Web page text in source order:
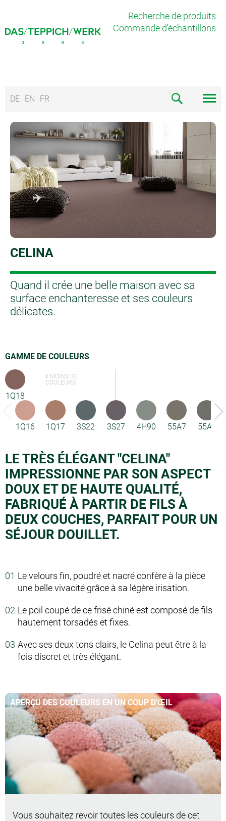
Recherche de produits
Commande d'échantillons
DE EN FR
CELINA
Quand il crée une belle maison avec sa
surface enchanteresse et ses couleurs
délicates.
GAMME DE COULEURS
1Q18
MOINS DE
COULEURS
1Q16 1Q17 3S22 3S27 4H90 55A7 55A8
LE TRÈS ÉLÉGANT "CELINA"
IMPRESSIONNE PAR SON ASPECT
DOUX ET DE HAUTE QUALITÉ,
FABRIQUÉ À PARTIR DE FILS À
DEUX COUCHES, PARFAIT POUR UN
SÉJOUR DOUILLET.
Le velours fin, poudré et nacré confère à la pièce
une belle vivacité grâce à sa légère irisation.
Le poil coupé de ce frisé chiné est composé de fils
hautement torsadés et fixes.
Avec ses deux tons clairs, le Celina peut être à la
fois discret et très élégant.
APERÇU DES COULEURS EN UN COUP D'ŒIL
Vous souhaitez revoir toutes les couleurs de cet